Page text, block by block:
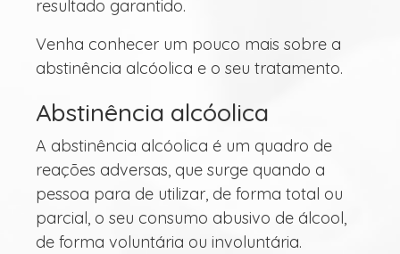
resultado garantido.
Venha conhecer um pouco mais sobre a
abstinência alcóolica e o seu tratamento.
Abstinência alcóolica
A abstinência alcóolica é um quadro de
reações adversas, que surge quando a
pessoa para de utilizar, de forma total ou
parcial, o seu consumo abusivo de álcool,
de forma voluntária ou involuntária.